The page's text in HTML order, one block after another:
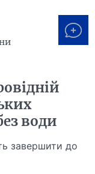
води
завершити до